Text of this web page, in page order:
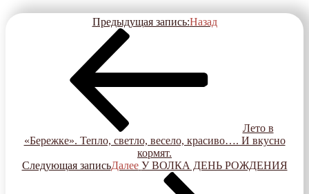
Предыдущая запись:Назад
Лето в
«Бережке». Тепло, светло, весело, красиво…. И вкусно
кормят.
Следующая записьДалее У ВОЛКА ДЕНЬ РОЖДЕНИЯ